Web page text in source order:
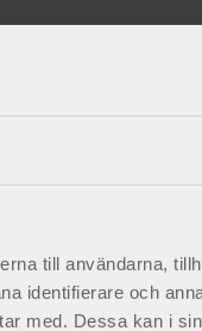
till användarna,
identifierare och
med. Dessa kan i